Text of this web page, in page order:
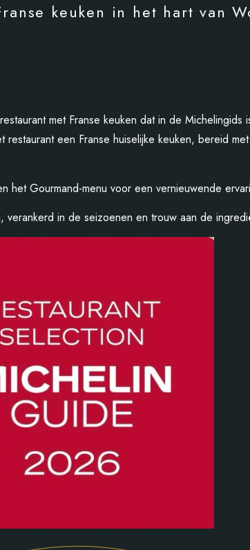
keuken in het hart van
met Franse keuken dat in de
een Franse huiselijke keuken, bereid
het Gourmand-menu voor een vernieuwende
in de seizoenen en trouw aan de